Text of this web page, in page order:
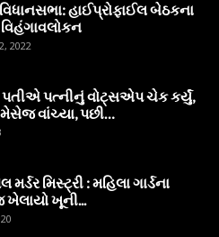
હાઈપ્રોફાઈલ બેઠકના
2022
પત્નીનું વોટ્સએપ ચેક કર્યું,
વાંચ્યા, પછી…
મર્ડર મિસ્ટ્રી : મહિલા ગાર્ડના
ખેલાયો ખૂની...